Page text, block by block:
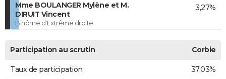
Mme BOULANGER Mylène et M.
DIRUIT Vincent
Binôme d'Extrême droite
3,27%
Participation au scrutin Corbie
Taux de participation 37,03%